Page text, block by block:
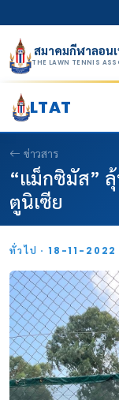
สมาคมกีฬาลอน
THE LAWN TENNIS
LTAT
ข่าวสาร
“แม็กซิมัส”
ตูนิเซีย
ทั่วไป · 18-11-2022